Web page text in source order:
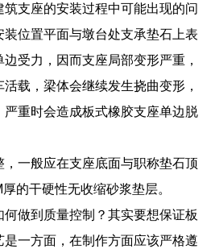
支座的安装过程中可能出现的问
位置平面与墩台处支承垫石上表
受力，因而支座局部变形严重，
载，梁体会继续发生挠曲变形，
重时会造成板式橡胶支座单边脱
，一般应在支座底面与职称垫石顶
的干硬性无收缩砂浆垫层。
做到质量控制？其实要想保证板
一方面，在制作方面应该严格遵